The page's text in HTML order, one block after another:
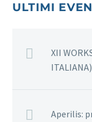
ULTIMI
XII
Aperilis: